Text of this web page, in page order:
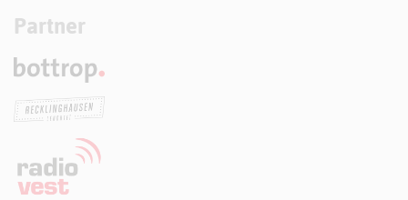
Partner